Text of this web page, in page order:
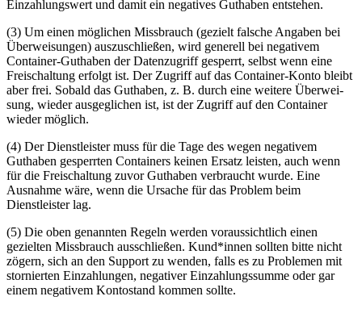
Einzahlungswert und damit ein negatives Guthaben entstehen.
(3) Um einen möglichen Missbrauch (gezielt falsche Angaben bei
Überweisungen) aus­zu­schlie­ßen, wird generell bei negativem
Container-Guthaben der Datenzugriff gesperrt, selbst wenn eine
Freischaltung erfolgt ist. Der Zugriff auf das Container-Konto bleibt
aber frei. Sobald das Guthaben, z. B. durch eine weitere Über­wei­
sung, wieder ausgeglichen ist, ist der Zugriff auf den Container
wiedermöglich.
(4) Der Dienstleister muss für die Tage des wegen negativem
Guthaben gesperrten Containers keinen Ersatz leisten, auch wenn
für die Freischaltung zuvor Guthaben verbraucht wurde. Eine
Ausnahme wä­re, wenn die Ursache für das Problem beim
Dienstleister lag.
(5) Die oben genannten Regeln werden voraussichtlich einen
gezielten Missbrauch ausschließen. Kund*innen sollten bitte nicht
zögern, sich an den Support zu wenden, falls es zu Problemen mit
stornierten Einzahlungen, negativer Einzahlungssumme oder gar
einem negativem Kontostand kommen sollte.